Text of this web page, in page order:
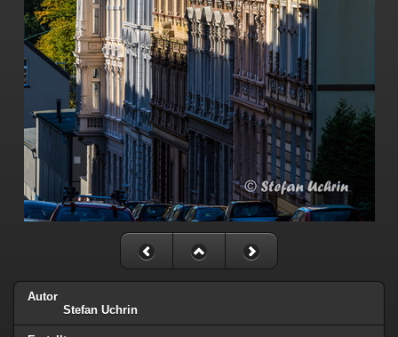
Autor
Stefan Uchrin